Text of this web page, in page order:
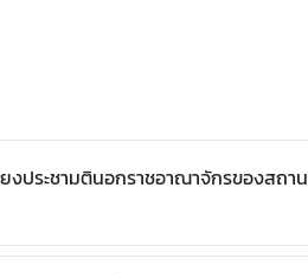
งประชามตินอกราชอาณาจักรของสถ